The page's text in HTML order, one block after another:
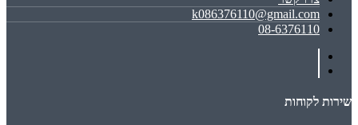
k086376110@gmail.com
08-6376110
שירות לקוחות